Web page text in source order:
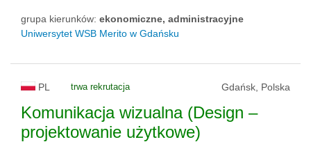
grupa kierunków: ekonomiczne, administracyjne
Uniwersytet WSB Merito w Gdańsku
PL trwa rekrutacja Gdańsk, Polska
Komunikacja wizualna (Design –
projektowanie użytkowe)